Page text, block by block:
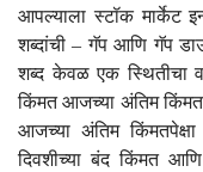
आपल्याला स्टॉक
शब्दांची – गॅप आणि गॅप
शब्द केवळ एक स्थितीचा
किंमत आजच्या अंतिम
आजच्या अंतिम
दिवशीच्या बंद किंमत